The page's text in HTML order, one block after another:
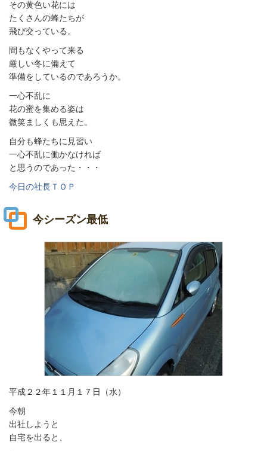
その黄色い花には
たくさんの蜂たちが
飛び交っている。
間もなくやって来る
厳しい冬に備えて
準備をしているのであろうか。
一心不乱に
花の蜜を集める姿は
微笑ましくも思えた。
自分も蜂たちに見習い
一心不乱に働かなければ
と思うのであった・・・
今日の社長ＴＯＰ
今シーズン最低
平成２２年１１月１７日（水）
今朝
出社しようと
自宅を出ると、